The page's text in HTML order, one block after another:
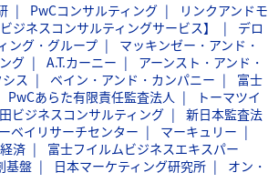
PwCコンサルティング
リンクアンドモ
ジネスコンサルティングサービス】
デロ
ング・グループ
マッキンゼー・アンド・
グ A.T.カーニー
アーンスト・アンド・
ス ベイン・アンド・カンパニー
富士
PwCあらた有限責任監査法人
トーマツイ
ビジネスコンサルティング
新日本監査法
ベイリサーチセンター
マーキュリー
済
富士フイルムビジネスエキスパー
基盤 日本マーケティング研究所
オン・